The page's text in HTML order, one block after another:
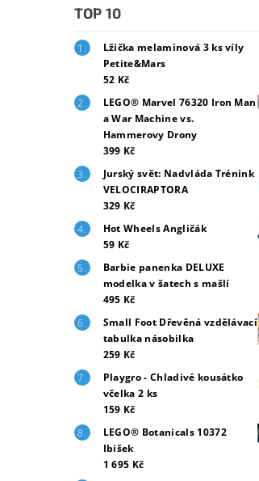
TOP 10
Lžička melaminová 3 ks víly
Petite&Mars
52 Kč
LEGO® Marvel 76320 Iron Man
a War Machine vs.
Hammerovy Drony
399 Kč
Jurský svět: Nadvláda Trénink
VELOCIRAPTORA
329 Kč
Hot Wheels Angličák
59 Kč
Barbie panenka DELUXE
modelka v šatech s mašlí
495 Kč
Small Foot Dřevěná vzdělávací
tabulka násobilka
259 Kč
Playgro - Chladivé kousátko
včelka 2 ks
159 Kč
LEGO® Botanicals 10372
Ibišek
1 695 Kč